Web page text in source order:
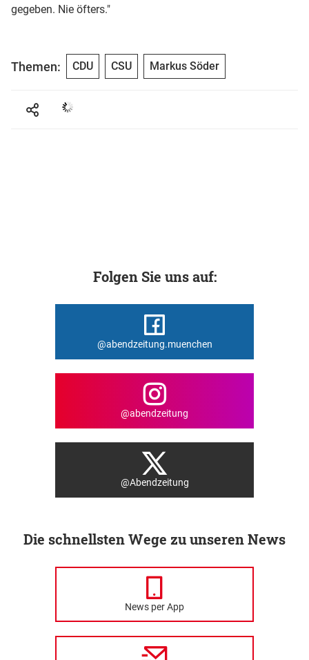
gegeben. Nie öfters."
Themen: CDU CSU Markus Söder
Folgen Sie uns auf:
@abendzeitung.muenchen
@abendzeitung
@Abendzeitung
Die schnellsten Wege zu unseren News
News per App